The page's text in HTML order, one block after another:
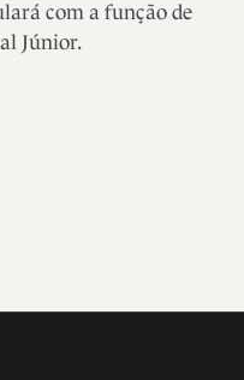
com a função de
Júnior.